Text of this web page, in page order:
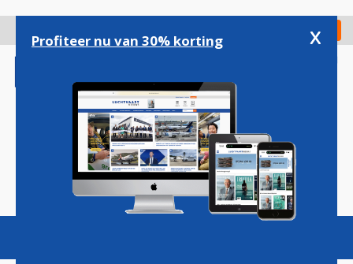
gaan
Check in
Magazine Podcasts Vacatures
Profiteer nu van 30% korting x